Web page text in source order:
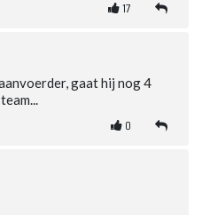
17
gaat hij nog 4
0